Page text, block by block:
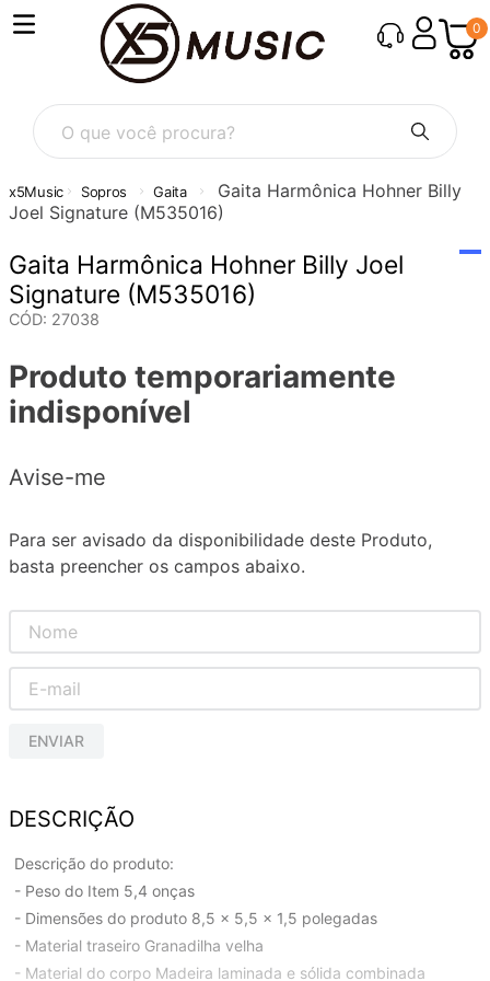
0
O que você procura?
Sopros Gaita
Gaita Harmônica Hohner Billy
Joel Signature (M535016)
Gaita Harmônica Hohner Billy Joel
Signature (M535016)
CÓD: 27038
Produto temporariamente
indisponível
Avise-me
Para ser avisado da disponibilidade deste Produto,
basta preencher os campos abaixo.
ENVIAR
DESCRIÇÃO
Descrição do produto:
- Peso do Item 5,4 onças
- Dimensões do produto 8,5 x 5,5 x 1,5 polegadas
- Material traseiro Granadilha velha
- Material do corpo Madeira laminada e sólida combinada